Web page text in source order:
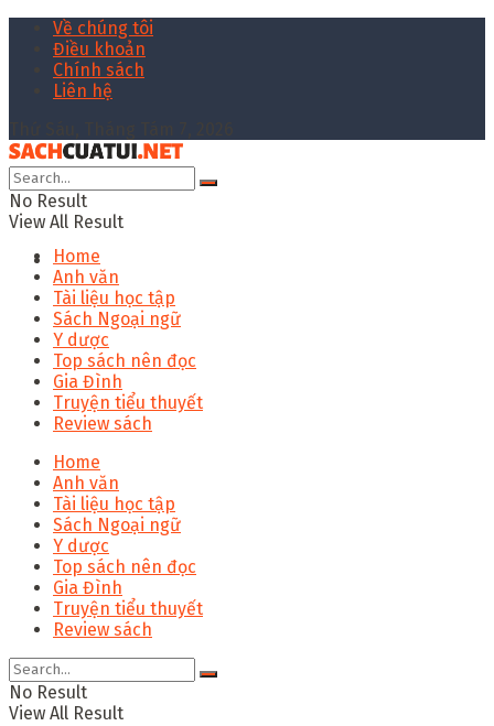
Về chúng tôi
Điều khoản
Chính sách
Liên hệ
No Result
View All Result
Home
Anh văn
Tài liệu học tập
Sách Ngoại ngữ
Y dược
Top sách nên đọc
Gia Đình
Truyện tiểu thuyết
Review sách
Home
Anh văn
Tài liệu học tập
Sách Ngoại ngữ
Y dược
Top sách nên đọc
Gia Đình
Truyện tiểu thuyết
Review sách
No Result
View All Result